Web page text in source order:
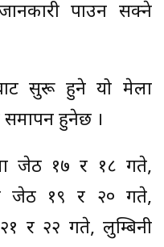
पाउन सक्ने
सुरू हुने यो मेला
समापन हुनेछ ।
जेठ १७ र १८ गते,
जेठ १९ र २० गते,
र २२ गते, लुम्बिनी